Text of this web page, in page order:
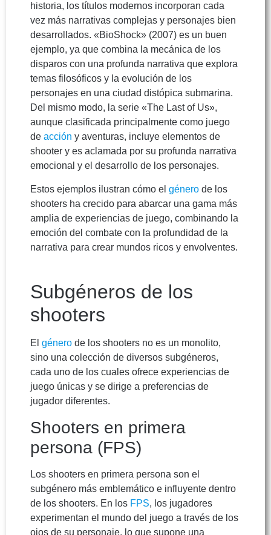
historia, los títulos modernos incorporan cada
vez más narrativas complejas y personajes bien
desarrollados. «BioShock» (2007) es un buen
ejemplo, ya que combina la mecánica de los
disparos con una profunda narrativa que explora
temas filosóficos y la evolución de los
personajes en una ciudad distópica submarina.
Del mismo modo, la serie «The Last of Us»,
aunque clasificada principalmente como juego
de acción y aventuras, incluye elementos de
shooter y es aclamada por su profunda narrativa
emocional y el desarrollo de los personajes.
Estos ejemplos ilustran cómo el género de los
shooters ha crecido para abarcar una gama más
amplia de experiencias de juego, combinando la
emoción del combate con la profundidad de la
narrativa para crear mundos ricos y envolventes.
Subgéneros de los
shooters
El género de los shooters no es un monolito,
sino una colección de diversos subgéneros,
cada uno de los cuales ofrece experiencias de
juego únicas y se dirige a preferencias de
jugador diferentes.
Shooters en primera
persona (FPS)
Los shooters en primera persona son el
subgénero más emblemático e influyente dentro
de los shooters. En los FPS, los jugadores
experimentan el mundo del juego a través de los
ojos de su personaje, lo que supone una